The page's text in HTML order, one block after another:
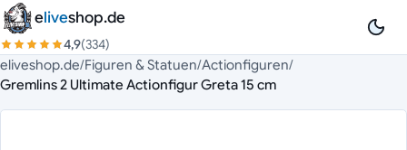
Zum Inhalt springen
eliveshop.de
4,9(334)
eliveshop.de/Figuren & Statuen/Actionfiguren/
Gremlins 2 Ultimate Actionfigur Greta 15 cm